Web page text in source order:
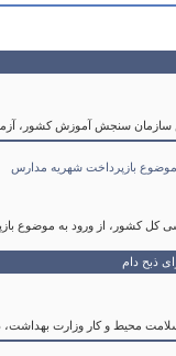
آموزش کشور، آزمون سراسری سال 1405 روزهای پنج شنبه و
بازپرداخت شهریه مدارس
کل کشور، از ورود به موضوع
ذبح دام
محیط و کار وزارت بهداشت،